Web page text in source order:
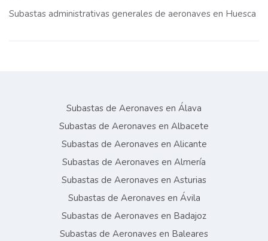
Subastas administrativas generales de aeronaves en Huesca
Subastas de Aeronaves en Álava
Subastas de Aeronaves en Albacete
Subastas de Aeronaves en Alicante
Subastas de Aeronaves en Almería
Subastas de Aeronaves en Asturias
Subastas de Aeronaves en Ávila
Subastas de Aeronaves en Badajoz
Subastas de Aeronaves en Baleares